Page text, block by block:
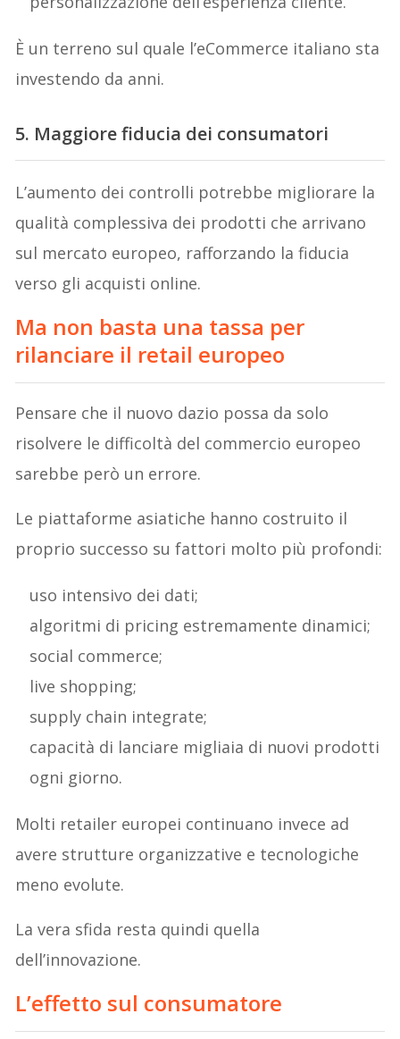
È un terreno sul quale l’eCommerce italiano sta
investendo da anni.
5. Maggiore fiducia dei consumatori
L’aumento dei controlli potrebbe migliorare la
qualità complessiva dei prodotti che arrivano
sul mercato europeo, rafforzando la fiducia
verso gli acquisti online.
Ma non basta una tassa per
rilanciare il retail europeo
Pensare che il nuovo dazio possa da solo
risolvere le difficoltà del commercio europeo
sarebbe però un errore.
Le piattaforme asiatiche hanno costruito il
proprio successo su fattori molto più profondi:
uso intensivo dei dati;
algoritmi di pricing estremamente dinamici;
social commerce;
live shopping;
supply chain integrate;
capacità di lanciare migliaia di nuovi prodotti
ogni giorno.
Molti retailer europei continuano invece ad
avere strutture organizzative e tecnologiche
meno evolute.
La vera sfida resta quindi quella
dell’innovazione.
L’effetto sul consumatore